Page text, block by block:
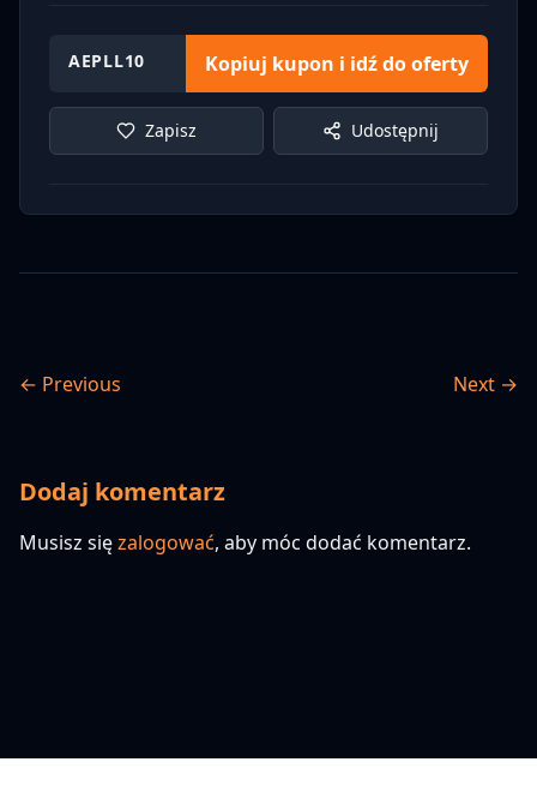
AEPLL10 Kopiuj kupon i idź do oferty
Zapisz Udostępnij
← Previous Next →
Dodaj komentarz
Musisz sięzalogować, aby móc dodać komentarz.